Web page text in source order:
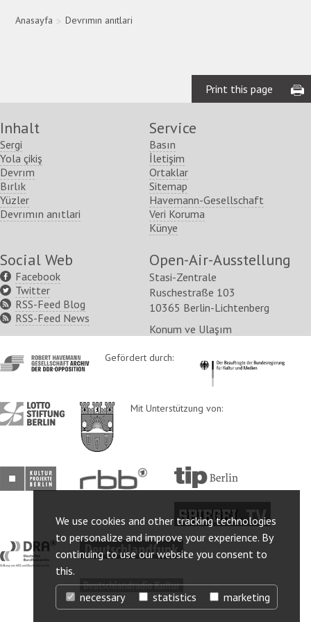
We use cookies and other tracking technologies
to personalize and improve your experience. By
continuing to use our website you consent to
this.
necessary
statistics marketing
Anasayfa > Devrımın anıtlari
Print this page
Inhalt
Sergi
Yola çikiş
Devrım
Bırlık
Yüzler
Devrımın anıtlari
Service
Basın
İletişim
Ortaklar
Sitemap
Havemann-Gesellschaft
Veri Koruma
Künye
Social Web
Facebook
Twitter
RSS-Feed Blog
RSS-Feed News
Open-Air-Ausstellung
Stasi-Zentrale
Ruschestraße 103
10365 Berlin-Lichtenberg
Konum ve Ulaşım
http://www.havemann-
gesellschaft.de/
Gefördert durch: http://
http://www.lotto-
stiftung-
http://www.berlin.de/ba-
lichtenberg/
Mit Unterstützung von:
http://www.kulturprojekte-
berlin.de/
http://www.rbb-
online.de/
http://www.tip-
berlin.de/
http://www.spiegel.tv/
http://www.dra.de/http://www.deutschlandfunk.de/
http://www.deutschlandradiokultur.de/